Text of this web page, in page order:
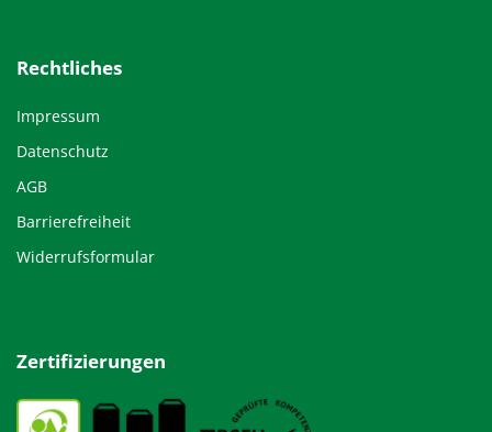
Rechtliches
Impressum
Datenschutz
AGB
Barrierefreiheit
Widerrufsformular
Zertifizierungen